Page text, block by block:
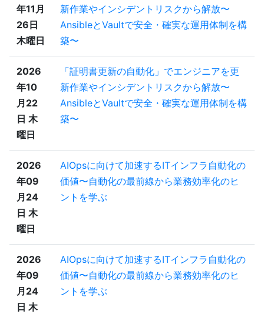
年11月
26日
木曜日
新作業やインシデントリスクから解放〜
AnsibleとVaultで安全・確実な運用体制を構
築〜
2026
年10
月22
日 木
曜日
「証明書更新の自動化」でエンジニアを更
新作業やインシデントリスクから解放〜
AnsibleとVaultで安全・確実な運用体制を構
築〜
2026
年09
月24
日 木
曜日
AIOpsに向けて加速するITインフラ自動化の
価値〜自動化の最前線から業務効率化のヒ
ントを学ぶ
2026
年09
月24
日 木
AIOpsに向けて加速するITインフラ自動化の
価値〜自動化の最前線から業務効率化のヒ
ントを学ぶ